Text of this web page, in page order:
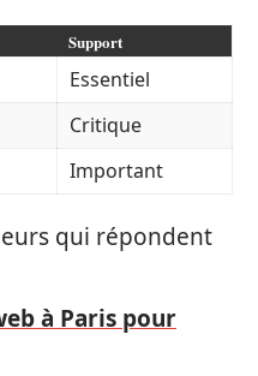
Support
Essentiel
Critique
Important
qui répondent
à Paris pour